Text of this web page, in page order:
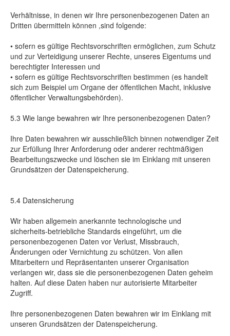
Verhältnisse, in denen wir Ihre personenbezogenen Daten an
Dritten übermitteln können ,sind folgende:
• sofern es gültige Rechtsvorschriften ermöglichen, zum Schutz
und zur Verteidigung unserer Rechte, unseres Eigentums und
berechtigter Interessen und
• sofern es gültige Rechtsvorschriften bestimmen (es handelt
sich zum Beispiel um Organe der öffentlichen Macht, inklusive
öffentlicher Verwaltungsbehörden).
5.3 Wie lange bewahren wir Ihre personenbezogenen Daten?
Ihre Daten bewahren wir ausschließlich binnen notwendiger Zeit
zur Erfüllung Ihrer Anforderung oder anderer rechtmäßigen
Bearbeitungszwecke und löschen sie im Einklang mit unseren
Grundsätzen der Datenspeicherung.
5.4 Datensicherung
Wir haben allgemein anerkannte technologische und
sicherheits-betriebliche Standards eingeführt, um die
personenbezogenen Daten vor Verlust, Missbrauch,
Änderungen oder Vernichtung zu schützen. Von allen
Mitarbeitern und Repräsentanten unserer Organisation
verlangen wir, dass sie die personenbezogenen Daten geheim
halten. Auf diese Daten haben nur autorisierte Mitarbeiter
Zugriff.
Ihre personenbezogenen Daten bewahren wir im Einklang mit
unseren Grundsätzen der Datenspeicherung.